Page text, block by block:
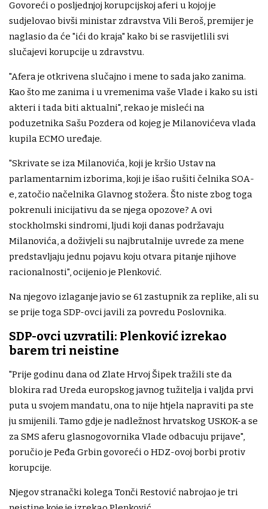
Govoreći o posljednjoj korupcijskoj aferi u kojoj je
sudjelovao bivši ministar zdravstva Vili Beroš, premijer je
naglasio da će "ići do kraja" kako bi se rasvijetlili svi
slučajevi korupcije u zdravstvu.
"Afera je otkrivena slučajno i mene to sada jako zanima.
Kao što me zanima i u vremenima vaše Vlade i kako su isti
akteri i tada biti aktualni", rekao je misleći na
poduzetnika Sašu Pozdera od kojeg je Milanovićeva vlada
kupila ECMO uređaje.
"Skrivate se iza Milanovića, koji je kršio Ustav na
parlamentarnim izborima, koji je išao rušiti čelnika SOA-
e, zatočio načelnika Glavnog stožera. Što niste zbog toga
pokrenuli inicijativu da se njega opozove? A ovi
stockholmski sindromi, ljudi koji danas podržavaju
Milanovića, a doživjeli su najbrutalnije uvrede za mene
predstavljaju jednu pojavu koju otvara pitanje njihove
racionalnosti", ocijenio je Plenković.
Na njegovo izlaganje javio se 61 zastupnik za replike, ali su
se prije toga SDP-ovci javili za povredu Poslovnika.
SDP-ovci uzvratili: Plenković izrekao
barem tri neistine
"Prije godinu dana od Zlate Hrvoj Šipek tražili ste da
blokira rad Ureda europskog javnog tužitelja i valjda prvi
puta u svojem mandatu, ona to nije htjela napraviti pa ste
ju smijenili. Tamo gdje je nadležnost hrvatskog USKOK-a se
za SMS aferu glasnogovornika Vlade odbacuju prijave",
poručio je Peđa Grbin govoreći o HDZ-ovoj borbi protiv
korupcije.
Njegov stranački kolega Tonči Restović nabrojao je tri